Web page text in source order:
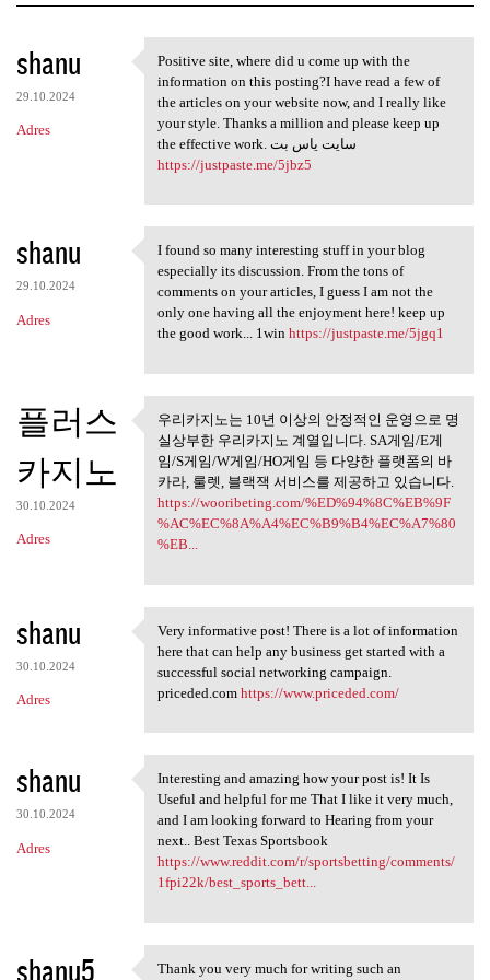
K
o
m
e
r
z
e
shanu
29.10.2024
Adres
Positive site, where did u
Positive site, where did u come up with the
information on this posting?I have read a few of
the articles on your website now, and I really like
your style. Thanks a million and please keep up
the effective work. سایت یاس بت
https://justpaste.me/5jbz5
shanu
29.10.2024
Adres
I found so many interesting
I found so many interesting stuff in your blog
especially its discussion. From the tons of
comments on your articles, I guess I am not the
only one having all the enjoyment here! keep up
the good work... 1win https://justpaste.me/5jgq1
플러스
카지노
30.10.2024
Adres
우리카지노는 10년 이상의 안정적
인 운영으로
우리카지노는 10년 이상의 안정적인 운영으로 명
실상부한 우리카지노 계열입니다. SA게임/E게
임/S게임/W게임/HO게임 등 다양한 플랫폼의 바
카라, 룰렛, 블랙잭 서비스를 제공하고 있습니다.
https://wooribeting.com/%ED%94%8C%EB%9F
%AC%EC%8A%A4%EC%B9%B4%EC%A7%80
%EB...
shanu
30.10.2024
Adres
Very informative post! There
Very informative post! There is a lot of information
here that can help any business get started with a
successful social networking campaign.
priceded.com https://www.priceded.com/
shanu
30.10.2024
Adres
Interesting and amazing how
Interesting and amazing how your post is! It Is
Useful and helpful for me That I like it very much,
and I am looking forward to Hearing from your
next.. Best Texas Sportsbook
https://www.reddit.com/r/sportsbetting/comments/
1fpi22k/best_sports_bett...
shanu5 Thank you very much for writing such an